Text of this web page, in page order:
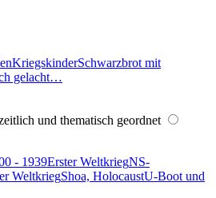
KriegskinderSchwarzbrot mit
gelacht…
und thematisch geordnet
- 1939Erster WeltkriegNS-
WeltkriegShoa, HolocaustU-Boot und